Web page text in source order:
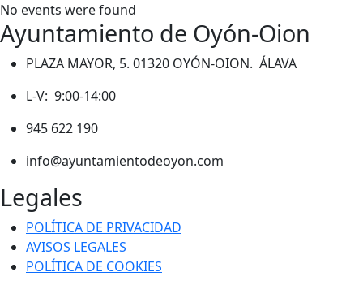
No events were found
Ayuntamiento de Oyón-Oion
PLAZA MAYOR, 5. 01320 OYÓN-OION. ÁLAVA
L-V: 9:00-14:00
945 622 190
info@ayuntamientodeoyon.com
Legales
POLÍTICA DE PRIVACIDAD
AVISOS LEGALES
POLÍTICA DE COOKIES